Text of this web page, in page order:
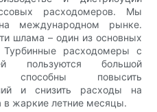
расходомеров. Мы
международном рынке.
шлама – один из основных
Турбинные расходомеры с
пользуются большой
способны повысить
и снизить расходы на
в жаркие летние месяцы.